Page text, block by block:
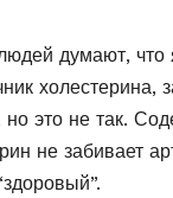
думают, что
холестерина,
это не так.
не забивает